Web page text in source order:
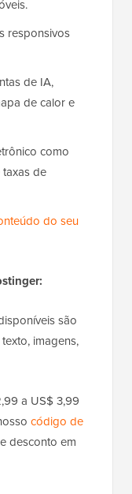
responsivos
de IA,
de calor e
como
de
do seu
são
imagens,
a US$ 3,99
código de
desconto em